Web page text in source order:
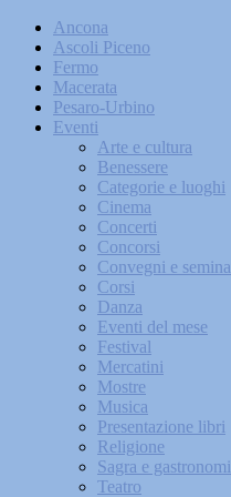
Ancona
Ascoli Piceno
Fermo
Macerata
Pesaro-Urbino
Eventi
Arte e cultura
Benessere
Categorie e luoghi
Cinema
Concerti
Concorsi
Convegni e
Corsi
Danza
Eventi del mese
Festival
Mercatini
Mostre
Musica
Presentazione libri
Religione
Sagra e
Teatro